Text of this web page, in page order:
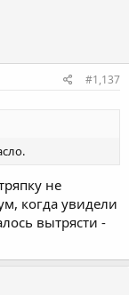
#1,137
не
когда увидели
вытрясти -